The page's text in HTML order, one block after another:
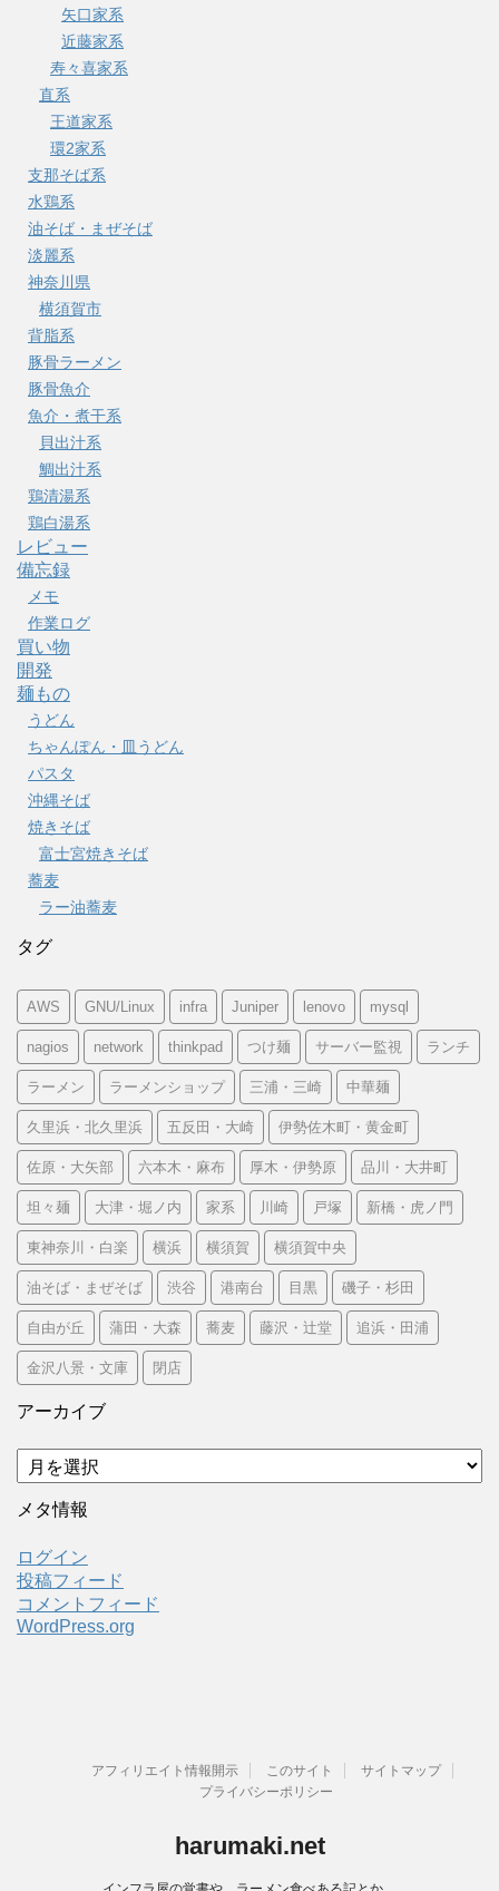
矢口家系
近藤家系
寿々喜家系
直系
王道家系
環2家系
支那そば系
水鶏系
油そば・まぜそば
淡麗系
神奈川県
横須賀市
背脂系
豚骨ラーメン
豚骨魚介
魚介・煮干系
貝出汁系
鯛出汁系
鶏清湯系
鶏白湯系
レビュー
備忘録
メモ
作業ログ
買い物
開発
麺もの
うどん
ちゃんぽん・皿うどん
パスタ
沖縄そば
焼きそば
富士宮焼きそば
蕎麦
ラー油蕎麦
タグ
AWS GNU/Linux infra Juniper lenovo mysql
nagios network thinkpad つけ麺 サーバー監視 ランチ
ラーメン ラーメンショップ 三浦・三崎 中華麺
久里浜・北久里浜 五反田・大崎 伊勢佐木町・黄金町
佐原・大矢部 六本木・麻布 厚木・伊勢原 品川・大井町
坦々麺 大津・堀ノ内 家系 川崎 戸塚 新橋・虎ノ門
東神奈川・白楽 横浜 横須賀 横須賀中央
油そば・まぜそば 渋谷 港南台 目黒 磯子・杉田
自由が丘 蒲田・大森 蕎麦 藤沢・辻堂 追浜・田浦
金沢八景・文庫 閉店
アーカイブ
ア
ー
カ
ブ
メタ情報
ログイン
投稿フィード
コメントフィード
WordPress.org
アフィリエイト情報開示 このサイト
サイトマップ
プライバシーポリシー
harumaki.net